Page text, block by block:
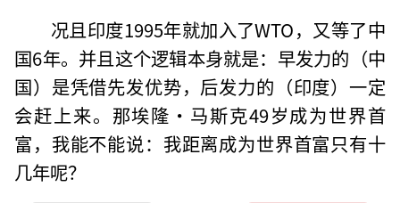
况且印度1995年就加入了WTO，又等了中
国6年。并且这个逻辑本身就是：早发力的（中
国）是凭借先发优势，后发力的（印度）一定
会赶上来。那埃隆•马斯克49岁成为世界首
富，我能不能说：我距离成为世界首富只有十
几年呢？